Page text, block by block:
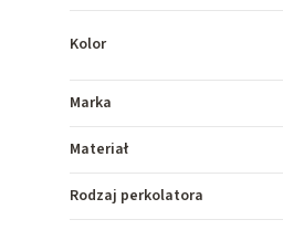
Kolor
Marka
Materiał
Rodzaj perkolatora